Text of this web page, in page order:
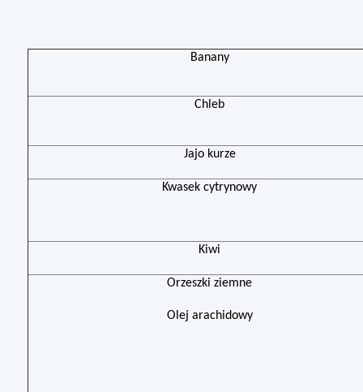
Banany
Chleb
Jajo kurze
Kwasek cytrynowy
Kiwi
Orzeszki ziemne
Olej arachidowy